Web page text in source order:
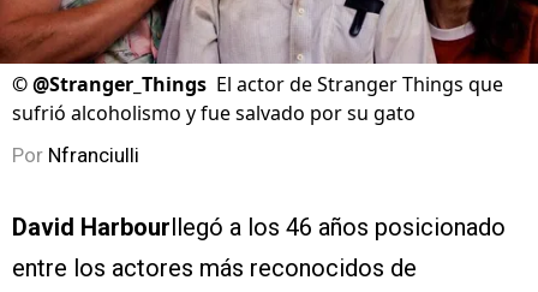
©@Stranger_Things El actor de Stranger Things que
sufrió alcoholismo y fue salvado por su gato
Por Nfranciulli
David Harbour llegó a los 46 años posicionado
entre los actores más reconocidos de